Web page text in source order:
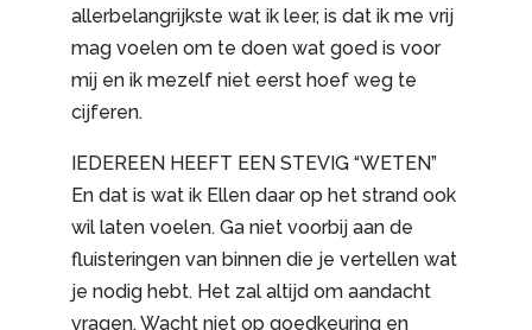
allerbelangrijkste wat ik leer, is dat ik me vrij
mag voelen om te doen wat goed is voor
mij en ik mezelf niet eerst hoef weg te
cijferen.
IEDEREEN HEEFT EEN STEVIG “WETEN”
En dat is wat ik Ellen daar op het strand ook
wil laten voelen. Ga niet voorbij aan de
fluisteringen van binnen die je vertellen wat
je nodig hebt. Het zal altijd om aandacht
vragen. Wacht niet op goedkeuring en